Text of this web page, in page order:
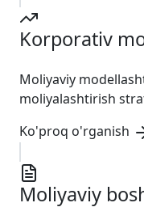
Korporativ
Moliyaviy
moliyalashtirish
Ko'proq o'rganish
Moliyaviy